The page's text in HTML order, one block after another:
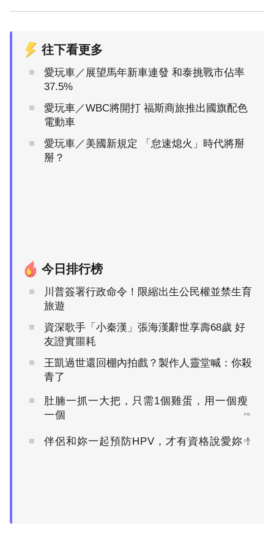
往下看更多
愛玩車／展望馬年新車連發 和泰挑戰市佔率
37.5%
愛玩車／WBC將開打 福斯商旅推出國旗配色
電動車
愛玩車／美國新規定 「怠速熄火」時代將掰
掰？
今日排行榜
川普簽署行政命令！限縮出生公民權並禁生育
旅遊
資深歌手「小秦漢」張海漢辭世享壽68歲 好
友證實噩耗
王凱過世還回棚內拍戲？製作人靈堂喊：你殺
青了
肚腩一抓一大把，只需1個雞蛋，用一個瘦
一個
PR
伴侶和妳一起預防HPV，才有資格說愛妳！
PR